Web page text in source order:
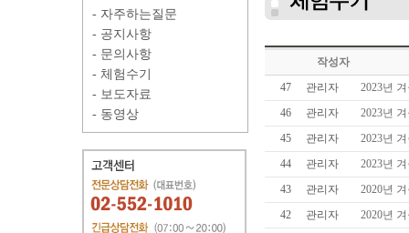
- 자주하는질문
- 공지사항
- 문의사항
- 체험수기
- 보도자료
- 동영상
작성자
47
관리자
2023년
46
관리자
2023년
45
관리자
2023년
44
관리자
2023년
43
관리자
2020년
42
관리자
2020년